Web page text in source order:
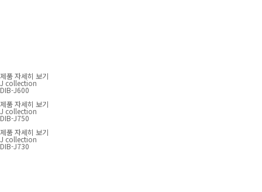
제품 자세히 보기
J collection
DIB-J600
제품 자세히 보기
J collection
DIB-J750
제품 자세히 보기
J collection
DIB-J730